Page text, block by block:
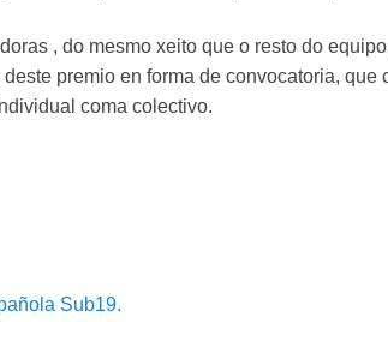
, do mesmo xeito que o resto do
premio en forma de convocatoria, que
coma colectivo.
Sub19.